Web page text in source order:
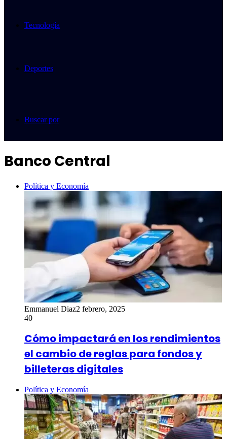
Tecnología
Deportes
Buscar por
Banco Central
Política y Economía
Emmanuel Diaz2 febrero, 2025
40
Cómo impactará en los rendimientos
el cambio de reglas para fondos y
billeteras digitales
Política y Economía